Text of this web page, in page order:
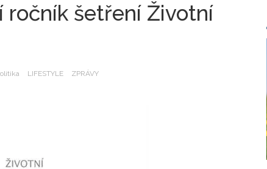
ročník šetření Životní
LIFESTYLE ZPRÁVY